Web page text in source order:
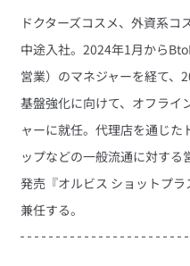
ドクターズコスメ、外資系
中途入社。2024年1月から
営業）のマネジャーを経て
基盤強化に向けて、オフライ
ャーに就任。代理店を通じた
ップなどの一般流通に対す
発売『オルビス ショットプ
兼任する。